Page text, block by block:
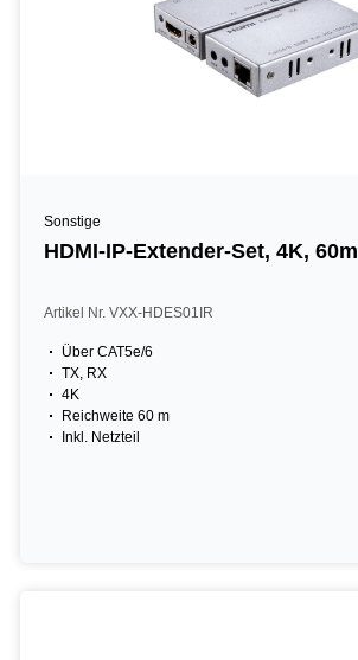
Sonstige
HDMI-IP-Extender-Set, 4K, 60m
Artikel Nr. VXX-HDES01IR
Über CAT5e/6
TX, RX
4K
Reichweite 60 m
Inkl. Netzteil